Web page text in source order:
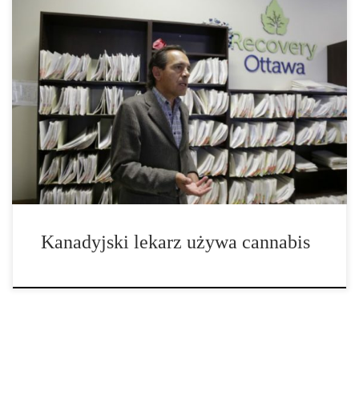
Ten kanadyjski lekarz używa cannabis, aby uwolnić swoich
pacjentów od opiatów. Kryzys opiatów jedynie się pogarsza, a
prawodawcy zamiast nad nim pracować, wolą umieszczać ludzi w
więzieniach. Jednak jeden z kanadyjskich lekarzy postanowił
przyjąć inne podejście… Był czas, kiedy wmawiano […]
Kanadyjski lekarz używa cannabis